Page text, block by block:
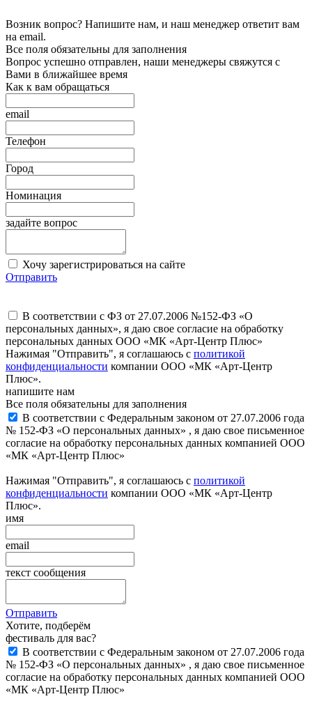
Возник вопрос? Напишите нам, и наш менеджер ответит вам
на email.
Все поля обязательны для заполнения
Вопрос успешно отправлен, наши менеджеры свяжутся с
Вами в ближайшее время
Как к вам обращаться
email
Телефон
Город
Номинация
задайте вопрос
Хочу зарегистрироваться на сайте
Отправить
В соответствии с ФЗ от 27.07.2006 №152-ФЗ «О
персональных данных», я даю свое согласие на обработку
персональных данных ООО «МК «Арт-Центр Плюс»
Нажимая "Отправить", я соглашаюсь с политикой
конфиденциальности компании ООО «МК «Арт-Центр
Плюс».
напишите нам
Все поля обязательны для заполнения
В соответствии с Федеральным законом от 27.07.2006 года
№ 152-ФЗ «О персональных данных» , я даю свое письменное
согласие на обработку персональных данных компанией ООО
«МК «Арт-Центр Плюс»
Нажимая "Отправить", я соглашаюсь с политикой
конфиденциальности компании ООО «МК «Арт-Центр
Плюс».
имя
email
текст сообщения
Отправить
Хотите, подберём
фестиваль для вас?
В соответствии с Федеральным законом от 27.07.2006 года
№ 152-ФЗ «О персональных данных» , я даю свое письменное
согласие на обработку персональных данных компанией ООО
«МК «Арт-Центр Плюс»